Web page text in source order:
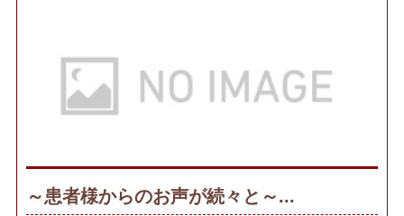
～患者様からのお声が続々と～...